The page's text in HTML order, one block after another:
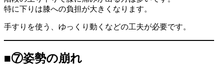
特に下りは膝への負担が大きくなります。
手すりを使う、ゆっくり動くなどの工夫が必要です。
■⑦姿勢の崩れ